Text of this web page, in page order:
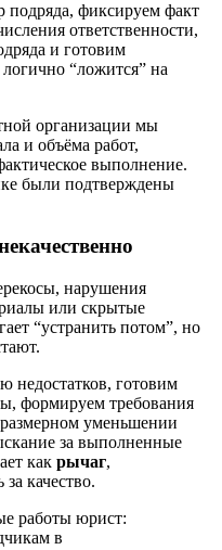
подряда, фиксируем факт
ответственности,
и готовим
“ложится” на
организации мы
и объёма работ,
выполнение.
были подтверждены
нарушения
или скрытые
“устранить потом”, но
недостатков, готовим
формируем требования
уменьшении
за выполненные
как рычаг,
качество.